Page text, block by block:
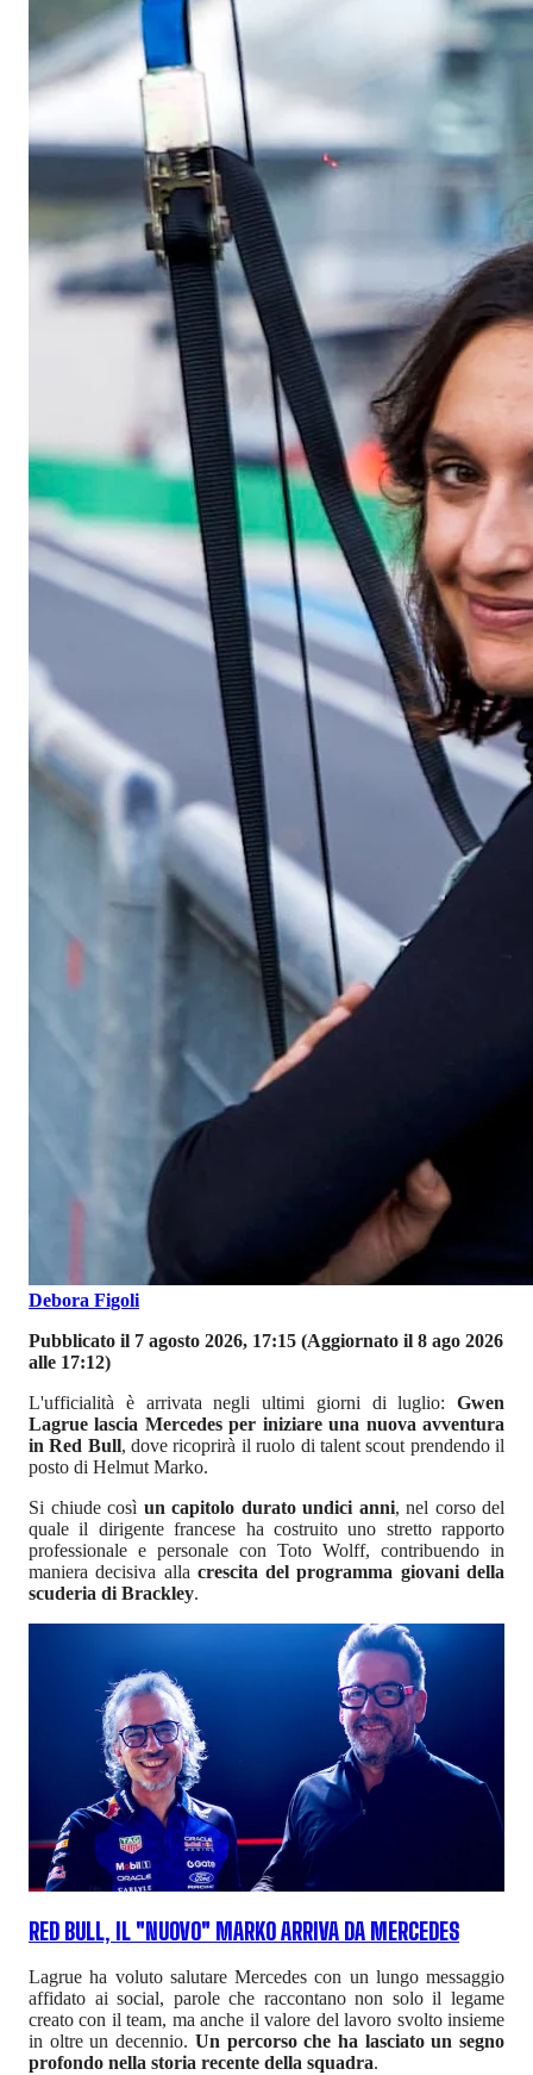
Debora Figoli
Pubblicato il 7 agosto 2026, 17:15 (Aggiornato il 8 ago 2026
alle 17:12)
L'ufficialità è arrivata negli ultimi giorni di luglio: Gwen
Lagrue lascia Mercedes per iniziare una nuova avventura
in Red Bull, dove ricoprirà il ruolo di talent scout prendendo il
posto di Helmut Marko.
Si chiude così un capitolo durato undici anni, nel corso del
quale il dirigente francese ha costruito uno stretto rapporto
professionale e personale con Toto Wolff, contribuendo in
maniera decisiva alla crescita del programma giovani della
scuderia di Brackley.
RED BULL, IL "NUOVO" MARKO ARRIVA DA MERCEDES
Lagrue ha voluto salutare Mercedes con un lungo messaggio
affidato ai social, parole che raccontano non solo il legame
creato con il team, ma anche il valore del lavoro svolto insieme
in oltre un decennio. Un percorso che ha lasciato un segno
profondo nella storia recente della squadra.